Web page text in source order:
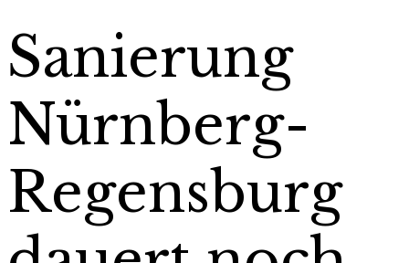
Sanierung
Nürnberg-
Regensburg